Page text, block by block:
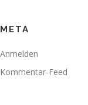
META
Anmelden
Kommentar-Feed